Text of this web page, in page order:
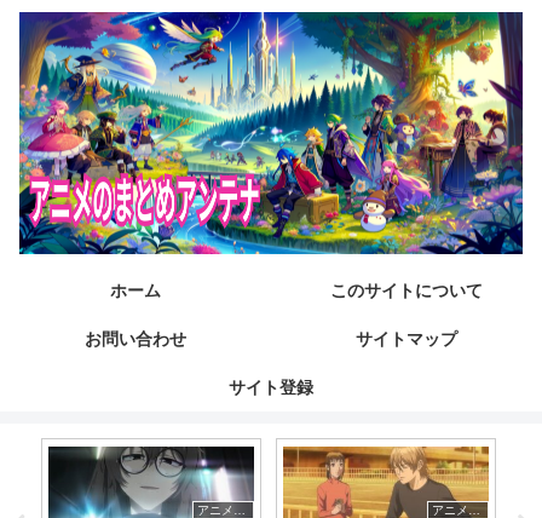
ホーム このサイトについて
お問い合わせ サイトマップ
サイト登録
アニメつぶやき速報‼︎